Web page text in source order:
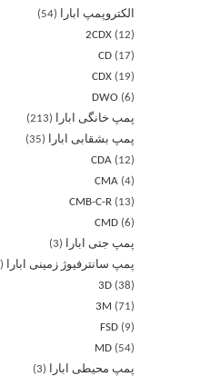
الکتروپمپ ابارا
54
2CDX
12
CD
17
CDX
19
DWO
6
پمپ خانگی ابارا
213
پمپ بشقابی ابارا
35
CDA
12
CMA 4
CMB-C-R
13
CMD 6
پمپ جتی ابارا
3
پمپ سانترفیوژ زمینی ابارا
3D 38
3M
71
FSD
9
MD
54
پمپ محیطی ابارا
3